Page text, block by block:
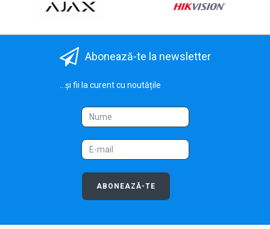
Abonează-te la newsletter
...și fii la curent cu noutățile
ABONEAZĂ-TE